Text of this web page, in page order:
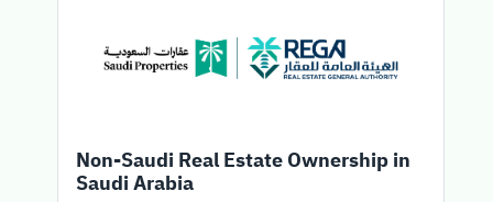
Non-Saudi Real Estate Ownership in
Saudi Arabia